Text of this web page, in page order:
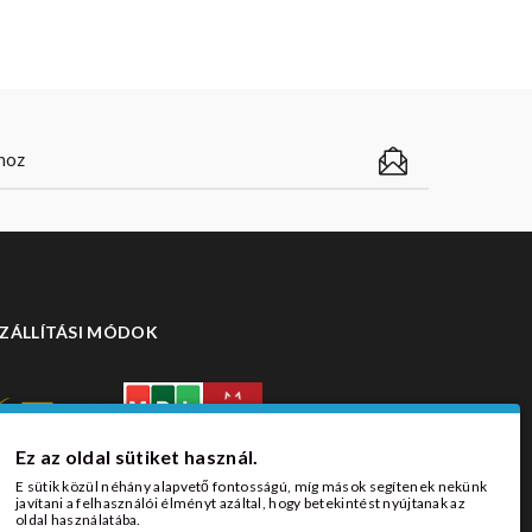
MÓDOK
Ez az oldal sütiket használ.
E sütik közül néhány alapvető fontosságú, míg mások segítenek nekünk
javítani a felhasználói élményt azáltal, hogy betekintést nyújtanak az
oldal használatába.